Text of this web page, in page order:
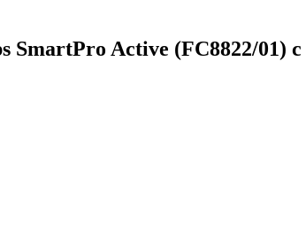
SmartPro Active (FC8822/